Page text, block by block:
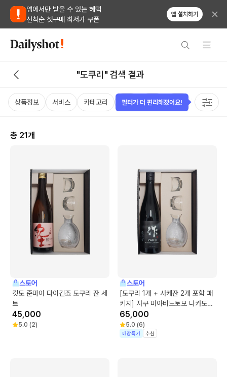
앱에서만 받을 수 있는 혜택
선착순 첫구매 최저가 쿠폰
앱 설치하기
"도쿠리" 검색 결과
상품정보 서비스 카테고리 가격 국가 용량 태그
총 21개
스토어
킷도 준마이 다이긴죠 도쿠리 잔 세
트
45,000
5.0 (2)
스토어
[도쿠리 1개 + 사케잔 2개 포함 패
키지] 자쿠 미야비노토모 나카도리
준마이 다이긴죠 도쿠리 잔 세트
65,000
5.0 (6)
매장특가 추천
필터가 더 편리해졌어요!